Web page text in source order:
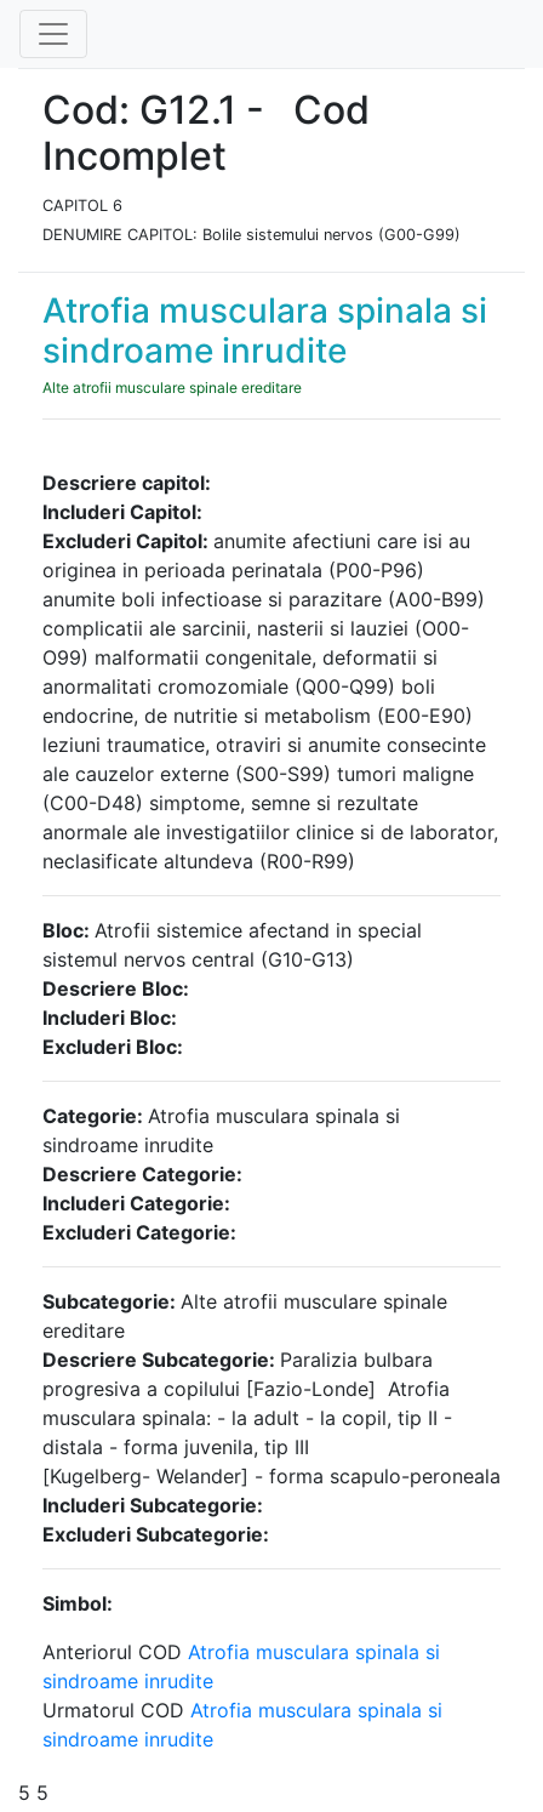
Cod: G12.1 - Cod
Incomplet
CAPITOL 6
DENUMIRE CAPITOL: Bolile sistemului nervos (G00-G99)
Atrofia musculara spinala si
sindroame inrudite
Alte atrofii musculare spinale ereditare
Descriere capitol:
Includeri Capitol:
Excluderi Capitol: anumite afectiuni care isi au
originea in perioada perinatala (P00-P96)
anumite boli infectioase si parazitare (A00-B99)
complicatii ale sarcinii, nasterii si lauziei (O00-
O99) malformatii congenitale, deformatii si
anormalitati cromozomiale (Q00-Q99) boli
endocrine, de nutritie si metabolism (E00-E90)
leziuni traumatice, otraviri si anumite consecinte
ale cauzelor externe (S00-S99) tumori maligne
(C00-D48) simptome, semne si rezultate
anormale ale investigatiilor clinice si de laborator,
neclasificate altundeva (R00-R99)
Bloc: Atrofii sistemice afectand in special
sistemul nervos central (G10-G13)
Descriere Bloc:
Includeri Bloc:
Excluderi Bloc:
Categorie: Atrofia musculara spinala si
sindroame inrudite
Descriere Categorie:
Includeri Categorie:
Excluderi Categorie:
Subcategorie: Alte atrofii musculare spinale
ereditare
Descriere Subcategorie: Paralizia bulbara
progresiva a copilului [Fazio-Londe] Atrofia
musculara spinala: - la adult - la copil, tip II -
distala - forma juvenila, tip III
[Kugelberg- Welander] - forma scapulo-peroneala
Includeri Subcategorie:
Excluderi Subcategorie:
Simbol:
Anteriorul COD Atrofia musculara spinala si
sindroame inrudite
Urmatorul COD Atrofia musculara spinala si
sindroame inrudite
5 5